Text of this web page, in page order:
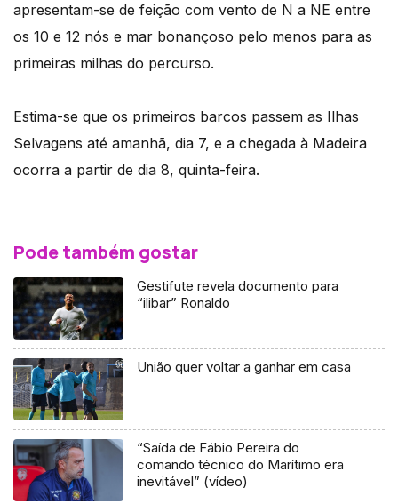
apresentam-se de feição com vento de N a NE entre
os 10 e 12 nós e mar bonançoso pelo menos para as
primeiras milhas do percurso.
Estima-se que os primeiros barcos passem as Ilhas
Selvagens até amanhã, dia 7, e a chegada à Madeira
ocorra a partir de dia 8, quinta-feira.
Pode também gostar
Gestifute revela documento para
“ilibar” Ronaldo
União quer voltar a ganhar em casa
“Saída de Fábio Pereira do
comando técnico do Marítimo era
inevitável” (vídeo)